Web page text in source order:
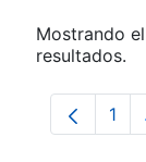
Mostrando
resultados.
1